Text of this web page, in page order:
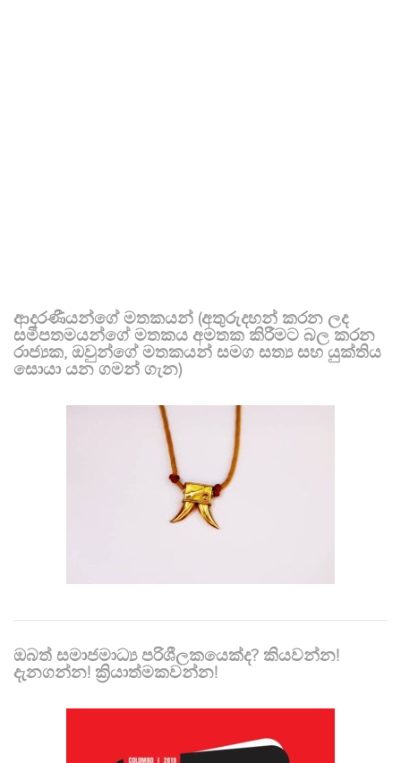
ආදරණීයන්ගේ මතකයන් (අතුරුදහන් කරන ලද
සමීපතමයන්ගේ මතකය අමතක කිරීමට බල කරන
රාජ්‍යක, ඔවුන්ගේ මතකයන් සමග සත්‍ය සහ යුක්තිය
සොයා යන ගමන් ගැන)
ඔබත් සමාජමාධ්‍ය පරිශීලකයෙක්ද? කියවන්න!
දැනගන්න! ක්‍රියාත්මකවන්න!